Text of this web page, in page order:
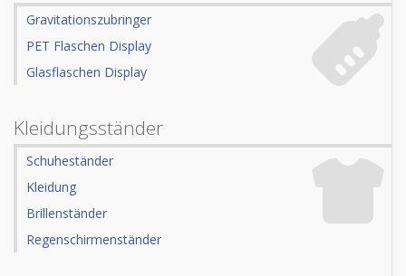
Gravitationszubringer
PET Flaschen Display
Glasflaschen Display
Kleidungsständer
Schuheständer
Kleidung
Brillenständer
Regenschirmenständer